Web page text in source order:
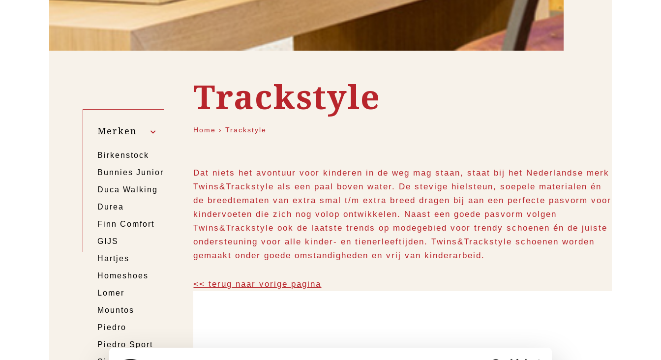
Merken
Birkenstock
Bunnies Junior
Duca Walking
Durea
Finn Comfort
GIJS
Hartjes
Homeshoes
Lomer
Mountos
Piedro
Piedro Sport
Trackstyle
Home ›Trackstyle
Dat niets het avontuur voor kinderen in de weg mag staan, staat bij het Nederlandse merk
Twins&Trackstyle als een paal boven water. De stevige hielsteun, soepele materialen én
de breedtematen van extra smal t/m extra breed dragen bij aan een perfecte pasvorm voor
kindervoeten die zich nog volop ontwikkelen. Naast een goede pasvorm volgen
Twins&Trackstyle ook de laatste trends op modegebied voor trendy schoenen én de juiste
ondersteuning voor alle kinder- en tienerleeftijden. Twins&Trackstyle schoenen worden
gemaakt onder goede omstandigheden en vrij van kinderarbeid.
<< terug naar vorige pagina